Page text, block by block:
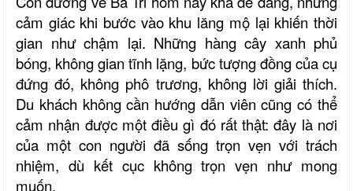
cảm giác khi bước vào khu lăng mộ lại khiến thời
gian như chậm lại. Những hàng cây xanh phủ
bóng, không gian tĩnh lặng, bức tượng đồng của cụ
đứng đó, không phô trương, không lời giải thích.
Du khách không cần hướng dẫn viên cũng có thể
cảm nhận được một điều gì đó rất thật: đây là nơi
của một con người đã sống trọn vẹn với trách
nhiệm, dù kết cục không trọn vẹn như mong
muốn.